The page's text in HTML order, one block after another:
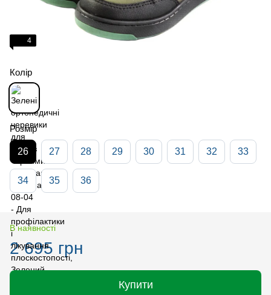
4
Колір
Розмір
26 27 28 29 30 31 32 33
34 35 36
В наявності
2 695 грн
Купити